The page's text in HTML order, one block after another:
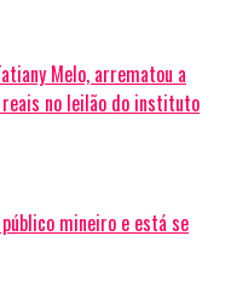
Melo, arrematou a
no leilão do instituto
mineiro e está se